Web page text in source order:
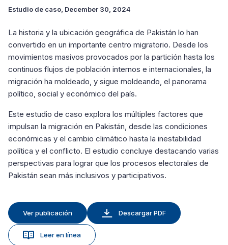
Estudio de caso, December 30, 2024
La historia y la ubicación geográfica de Pakistán lo han
convertido en un importante centro migratorio. Desde los
movimientos masivos provocados por la partición hasta los
continuos flujos de población internos e internacionales, la
migración ha moldeado, y sigue moldeando, el panorama
político, social y económico del país.
Este estudio de caso explora los múltiples factores que
impulsan la migración en Pakistán, desde las condiciones
económicas y el cambio climático hasta la inestabilidad
política y el conflicto. El estudio concluye destacando varias
perspectivas para lograr que los procesos electorales de
Pakistán sean más inclusivos y participativos.
Ver publicación Descargar PDF
Leer en línea